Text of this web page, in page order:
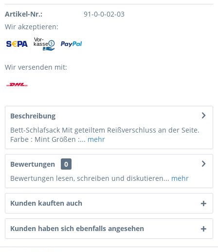
Artikel-Nr.:
91-0-0-02-03
Wir akzeptieren:
Wir versenden mit:
Beschreibung
Bett-Schlafsack Mit geteiltem Reißverschluss an der Seite.
Farbe : Mint Größen :... mehr
Bewertungen
0
Bewertungen lesen, schreiben und diskutieren... mehr
Kunden kauften auch
Kunden haben sich ebenfalls angesehen